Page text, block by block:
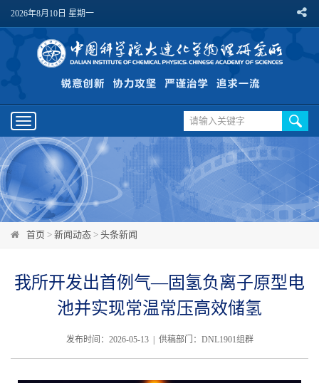
2026年8月10日 星期一
Toggle
navigation
首页 > 新闻动态 > 头条新闻
我所开发出首例气—固氢负离子原型电
池并实现常温常压高效储氢
发布时间：2026-05-13 | 供稿部门：DNL1901组群